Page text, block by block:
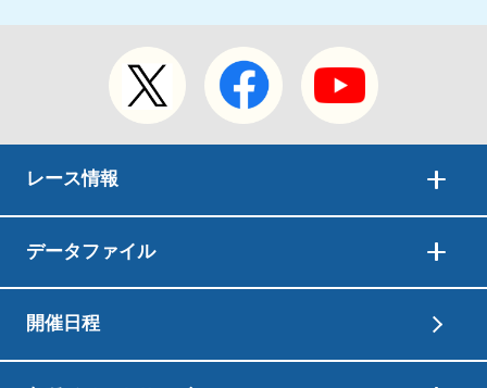
レース情報
データファイル
開催日程